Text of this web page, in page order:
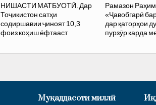
НИШАСТИ МАТБУОТӢ. Дар
Тоҷикистон сатҳи
содиршавии ҷиноят 10,3
фоиз коҳиш ёфтааст
Рамазон
«Ҷавобгарӣ
дар қаторҳои
пурзӯр карда
Муқаддасоти миллӣ